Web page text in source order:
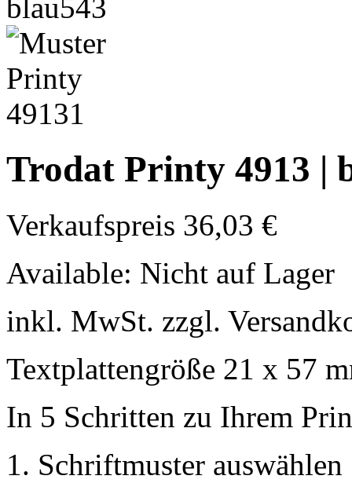
Trodat Printy 4913 |
Verkaufspreis 36,03 €
Available: Nicht auf Lager
inkl. MwSt. zzgl.
Textplattengröße 21 x 57
In 5 Schritten zu Ihrem
1. Schriftmuster auswählen